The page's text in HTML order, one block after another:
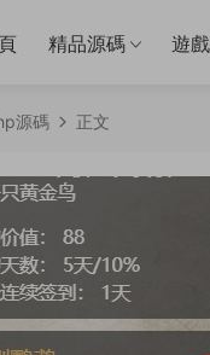
精品源碼 遊
源碼 正文